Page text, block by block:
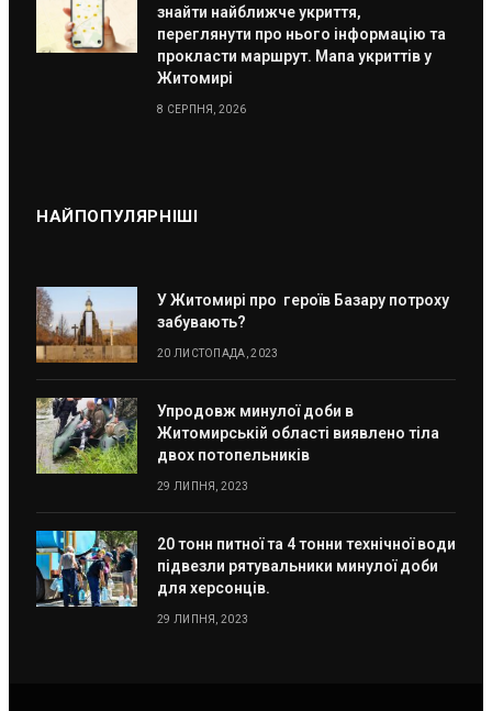
знайти найближче укриття,
переглянути про нього інформацію та
прокласти маршрут. Мапа укриттів у
Житомирі
8 СЕРПНЯ, 2026
НАЙПОПУЛЯРНІШІ
У Житомирі про героїв Базару потроху
забувають?
20 ЛИСТОПАДА, 2023
Упродовж минулої доби в
Житомирській області виявлено тіла
двох потопельників
29 ЛИПНЯ, 2023
20 тонн питної та 4 тонни технічної води
підвезли рятувальники минулої доби
для херсонців.
29 ЛИПНЯ, 2023